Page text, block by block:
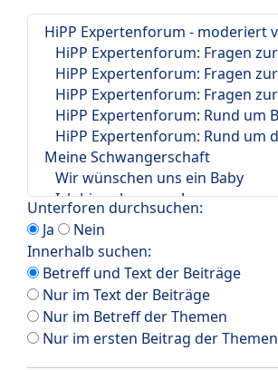
Unterforen durchsuchen:
Ja
Nein
Innerhalb suchen:
Betreff und Text der Beiträge
Nur im Text der Beiträge
Nur im Betreff der Themen
Nur im ersten Beitrag der Themen